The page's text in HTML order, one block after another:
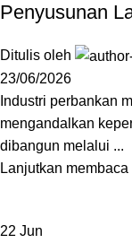
Penyusunan
Ditulis oleh
23/06/2026
Industri perbankan
mengandalkan
dibangun melalui ...
Lanjutkan membaca
22 Jun